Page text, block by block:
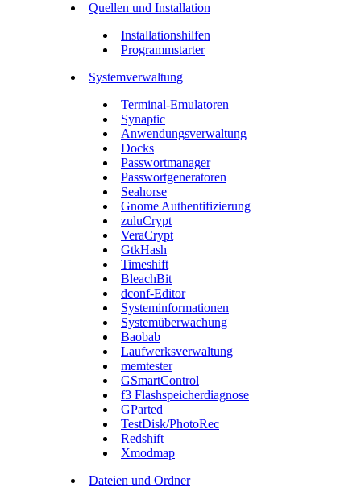
Quellen und Installation
Installationshilfen
Programmstarter
Systemverwaltung
Terminal-Emulatoren
Synaptic
Anwendungsverwaltung
Docks
Passwortmanager
Passwortgeneratoren
Seahorse
Gnome Authentifizierung
zuluCrypt
VeraCrypt
GtkHash
Timeshift
BleachBit
dconf-Editor
Systeminformationen
Systemüberwachung
Baobab
Laufwerksverwaltung
memtester
GSmartControl
f3 Flashspeicherdiagnose
GParted
TestDisk/PhotoRec
Redshift
Xmodmap
Dateien und Ordner